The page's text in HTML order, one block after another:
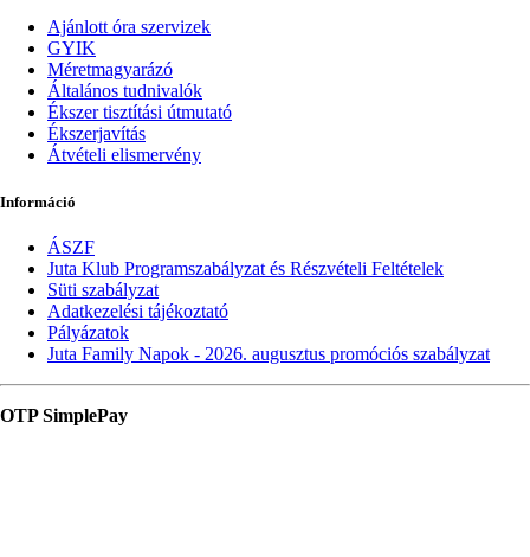
Ajánlott óra szervizek
GYIK
Méretmagyarázó
Általános tudnivalók
Ékszer tisztítási útmutató
Ékszerjavítás
Átvételi elismervény
Információ
ÁSZF
Juta Klub Programszabályzat és Részvételi Feltételek
Süti szabályzat
Adatkezelési tájékoztató
Pályázatok
Juta Family Napok - 2026. augusztus promóciós szabályzat
OTP SimplePay